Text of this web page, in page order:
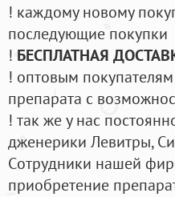
! каждому новому
последующие покупки
! БЕСПЛАТНАЯ
! оптовым
препарата с
! так же у нас
дженерики Левитры,
Cотрудники нашей
приобретение